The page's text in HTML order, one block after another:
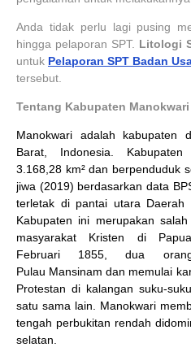
Anda tidak perlu lagi pusing
hingga pelaporan SPT. Litologi
untuk Pelaporan SPT Badan
tersebut.
Tentang Kabupaten Manokwari
Manokwari adalah kabupaten
Barat, Indonesia.
3.168,28 km² dan berpenduduk
jiwa (2019) berdasarkan data
terletak di pantai utara Daerah
Kabupaten ini merupakan
masyarakat Kristen di
Februari 1855, dua
Pulau Mansinam dan memulai
Protestan di kalangan suku-
satu sama lain. Manokwari
tengah perbukitan rendah
selatan.